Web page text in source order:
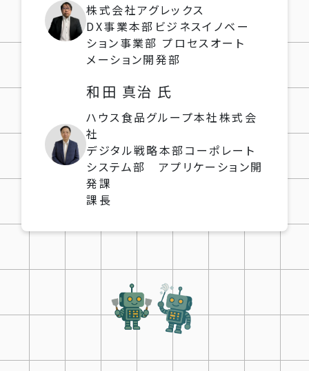
株式会社アグレックス
DX事業本部ビジネスイノベー
ション事業部 プロセスオート
メーション開発部
和田 真治 氏
ハウス食品グループ本社株式会
社
デジタル戦略本部コーポレート
システム部 アプリケーション開
発課
課長